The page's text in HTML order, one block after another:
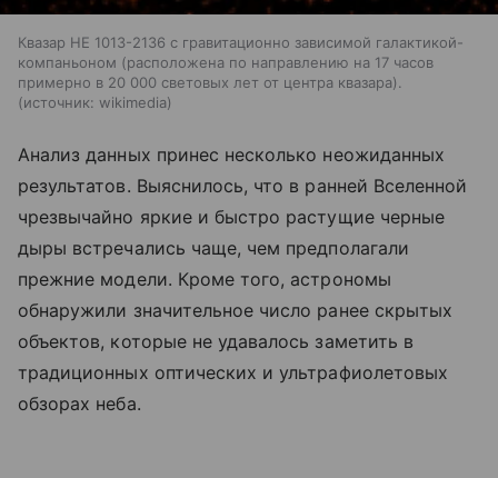
Квазар HE 1013-2136 с гравитационно зависимой галактикой-
компаньоном (расположена по направлению на 17 часов
примерно в 20 000 световых лет от центра квазара).
источник: wikimedia
Анализ данных принес несколько неожиданных
результатов. Выяснилось, что в ранней Вселенной
чрезвычайно яркие и быстро растущие черные
дыры встречались чаще, чем предполагали
прежние модели. Кроме того, астрономы
обнаружили значительное число ранее скрытых
объектов, которые не удавалось заметить в
традиционных оптических и ультрафиолетовых
обзорах неба.